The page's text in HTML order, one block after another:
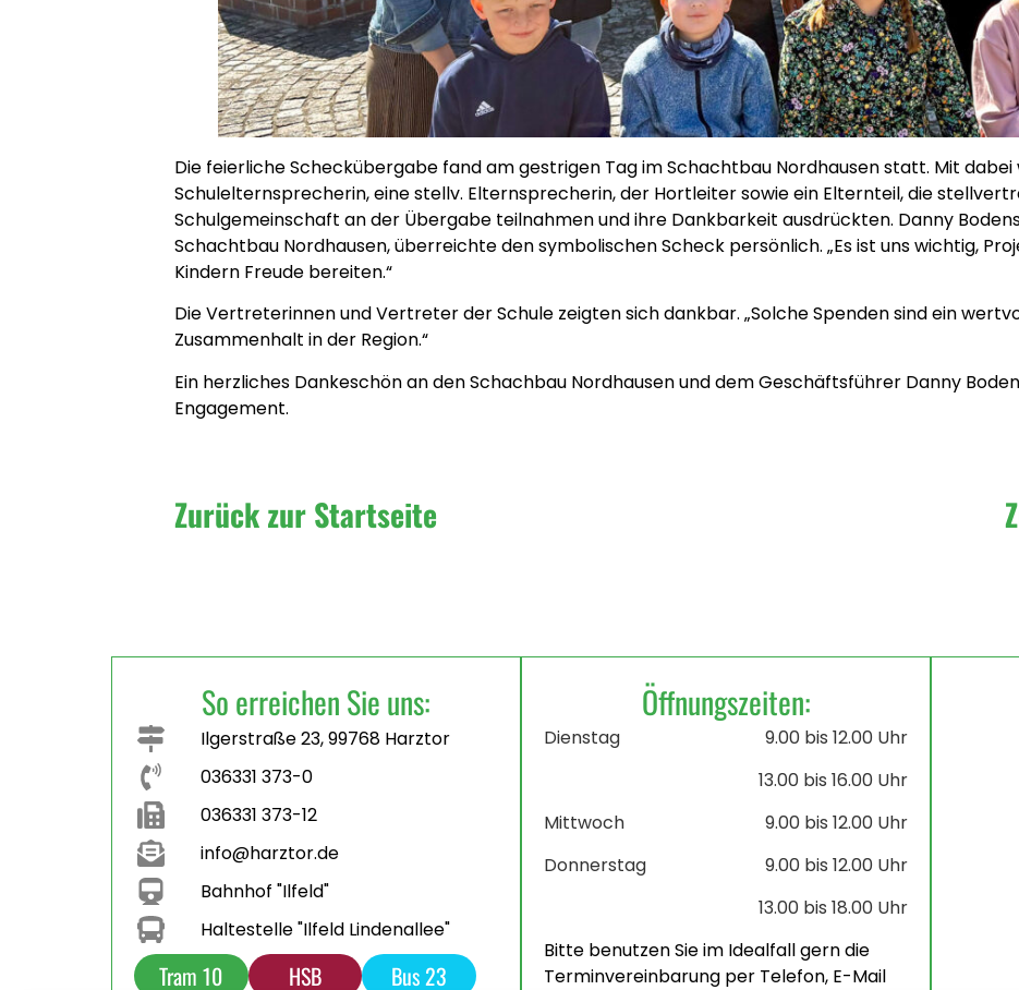
Die feierliche Scheckübergabe fand am gestrigen Tag im Schachtbau Nordhausen statt. Mit
Schulelternsprecherin, eine stellv. Elternsprecherin, der Hortleiter sowie ein Elternteil, die
Schulgemeinschaft an der Übergabe teilnahmen und ihre Dankbarkeit ausdrückten. Danny
Schachtbau Nordhausen, überreichte den symbolischen Scheck persönlich. „Es ist uns wichtig,
Kindern Freude bereiten.“
Die Vertreterinnen und Vertreter der Schule zeigten sich dankbar. „Solche Spenden sind ein
Zusammenhalt in der Region.“
Ein herzliches Dankeschön an den Schachbau Nordhausen und dem Geschäftsführer Danny
Engagement.
Zurück zur Startseite
So erreichen Sie uns:
Ilgerstraße 23, 99768 Harztor
036331 373-0
036331 373-12
info@harztor.de
Bahnhof "Ilfeld"
Haltestelle "Ilfeld Lindenallee"
Tram 10 HSB Bus 23
Öffnungszeiten:
Dienstag
9.00 bis 12.00 Uhr
13.00 bis 16.00 Uhr
Mittwoch
9.00 bis 12.00 Uhr
Donnerstag
9.00 bis 12.00 Uhr
13.00 bis 18.00 Uhr
Bitte benutzen Sie im Idealfall gern die
Terminvereinbarung per Telefon, E-Mail